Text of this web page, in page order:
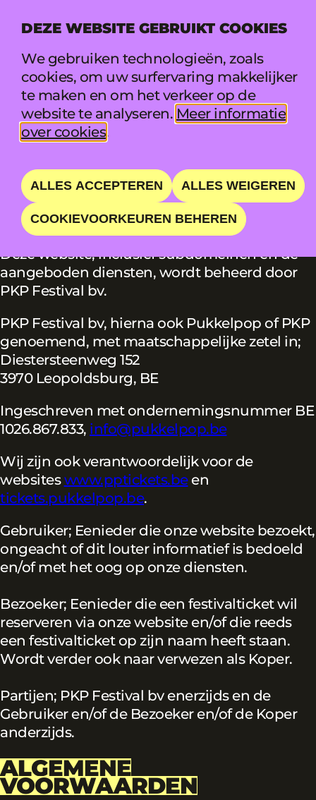
DEZE WEBSITE GEBRUIKT COOKIES
We gebruiken technologieën, zoals
cookies, om uw surfervaring makkelijker
te maken en om het verkeer op de
website te analyseren. Meer informatie
over cookies.
ALLES ACCEPTEREN ALLES WEIGEREN
COOKIEVOORKEUREN BEHEREN
MENU
ALGEMENE
VOORWAARDEN
WIE IS WIE?
Goede afspraken maken goede vrienden.
Deze website, inclusief subdomeinen en de
aangeboden diensten, wordt beheerd door
PKP Festival bv.
PKP Festival bv, hierna ook Pukkelpop of PKP
genoemend, met maatschappelijke zetel in;
Diestersteenweg 152
3970 Leopoldsburg, BE
Ingeschreven met ondernemingsnummer BE
1026.867.833, info@pukkelpop.be
Wij zijn ook verantwoordelijk voor de
websiteswww.pptickets.been
tickets.pukkelpop.be.
Gebruiker; Eenieder die onze website bezoekt,
ongeacht of dit louter informatief is bedoeld
en/of met het oog op onze diensten.
Bezoeker; Eenieder die een festivalticket wil
reserveren via onze website en/of die reeds
een festivalticket op zijn naam heeft staan.
Wordt verder ook naar verwezen als Koper.
Partijen; PKP Festival bv enerzijds en de
Gebruiker en/of de Bezoeker en/of de Koper
anderzijds.
ALGEMENE
VOORWAARDEN